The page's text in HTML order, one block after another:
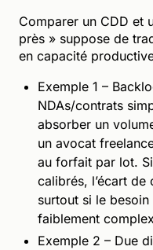
Comparer un CDD et
près » suppose de
en capacité
Exemple 1 –
NDAs/contrats
absorber un
un avocat
au forfait par lot.
calibrés, l’écart
surtout si le
faiblement
Exemple 2 – Due